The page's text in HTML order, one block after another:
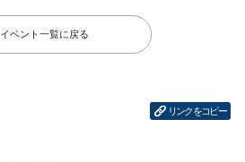
イベント一覧に戻る
リンクをコピー